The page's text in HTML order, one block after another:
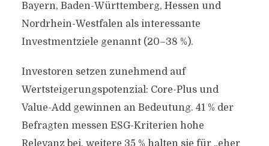
Bayern, Baden-Württemberg, Hessen und
Nordrhein-Westfalen als interessante
Investmentziele genannt (20–38 %).
Investoren setzen zunehmend auf
Wertsteigerungspotenzial: Core-Plus und
Value-Add gewinnen an Bedeutung. 41 % der
Befragten messen ESG-Kriterien hohe
Relevanz bei, weitere 35 % halten sie für „eher